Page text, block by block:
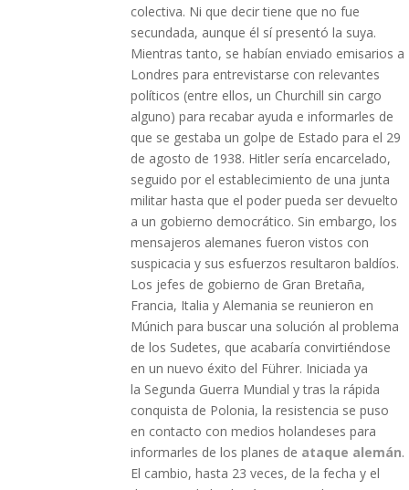
colectiva. Ni que decir tiene que no fue
secundada, aunque él sí presentó la suya.
Mientras tanto, se habían enviado emisarios a
Londres para entrevistarse con relevantes
políticos (entre ellos, un Churchill sin cargo
alguno) para recabar ayuda e informarles de
que se gestaba un golpe de Estado para el 29
de agosto de 1938. Hitler sería encarcelado,
seguido por el establecimiento de una junta
militar hasta que el poder pueda ser devuelto
a un gobierno democrático. Sin embargo, los
mensajeros alemanes fueron vistos con
suspicacia y sus esfuerzos resultaron baldíos.
Los jefes de gobierno de Gran Bretaña,
Francia, Italia y Alemania se reunieron en
Múnich para buscar una solución al problema
de los Sudetes, que acabaría convirtiéndose
en un nuevo éxito del Führer. Iniciada ya
la Segunda Guerra Mundial y tras la rápida
conquista de Polonia, la resistencia se puso
en contacto con medios holandeses para
informarles de los planes de ataque alemán.
El cambio, hasta 23 veces, de la fecha y el